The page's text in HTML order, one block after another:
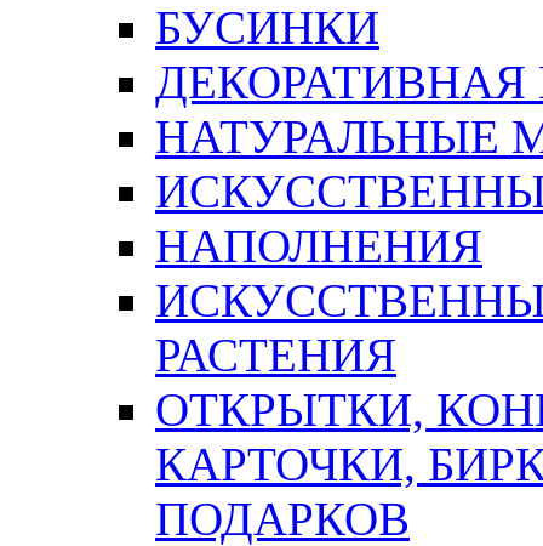
БУСИНКИ
ДЕКОРАТИВНАЯ
НАТУРАЛЬНЫЕ
НАПОЛНЕНИЯ
РАСТЕНИЯ
ОТКРЫТКИ,
КАРТОЧКИ,
ПОДАРКОВ